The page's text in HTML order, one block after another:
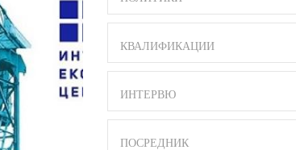
КВАЛИФИКАЦИИ
ИНТЕРВЮ
ПОСРЕДНИК